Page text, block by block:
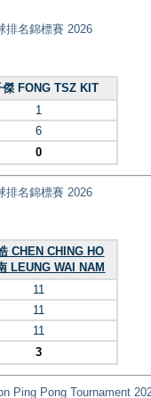
排名錦標賽 2026
傑 FONG TSZ KIT
1
6
0
排名錦標賽 2026
CHEN CHING HO
LEUNG WAI NAM
11
11
11
3
Ping Pong Tournament